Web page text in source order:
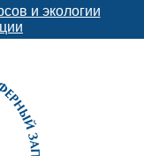
и экологии